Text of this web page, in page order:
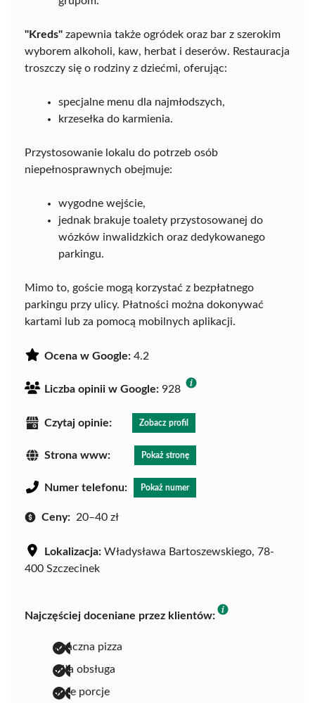
"Kreds" zapewnia także ogródek oraz bar z szerokim
wyborem alkoholi, kaw, herbat i deserów. Restauracja
troszczy się o rodziny z dziećmi, oferując:
specjalne menu dla najmłodszych,
krzesełka do karmienia.
Przystosowanie lokalu do potrzeb osób
niepełnosprawnych obejmuje:
wygodne wejście,
jednak brakuje toalety przystosowanej do
wózków inwalidzkich oraz dedykowanego
parkingu.
Mimo to, goście mogą korzystać z bezpłatnego
parkingu przy ulicy. Płatności można dokonywać
kartami lub za pomocą mobilnych aplikacji.
Ocena w Google: 4.2
Liczba opinii w Google: 928
Czytaj opinie: Zobacz profil
Strona www: Pokaż stronę
Numer telefonu: Pokaż numer
Ceny: 20–40 zł
Lokalizacja: Władysława Bartoszewskiego, 78-
400 Szczecinek
Najczęściej doceniane przez klientów:
smaczna pizza
miła obsługa
duże porcje